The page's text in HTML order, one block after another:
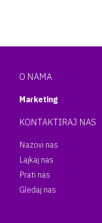
O NAMA
Marketing
KONTAKTIRAJ NAS
Nazovi nas
Lajkaj nas
Prati nas
Gledaj nas